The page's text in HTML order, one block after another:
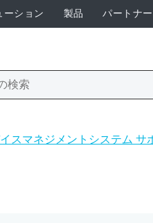
ーション 製品 パートナ
スマネジメントシステム サ